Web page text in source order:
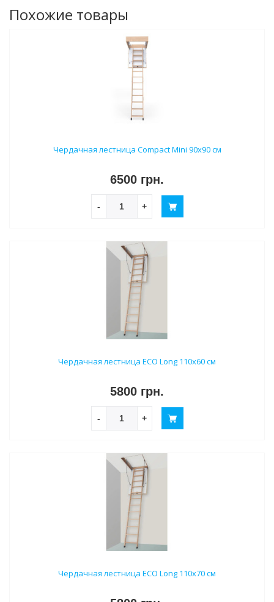
Похожие товары
Чердачная лестница Compact Mini 90х90 см
6500 грн.
- +
Чердачная лестница ECO Long 110х60 см
5800 грн.
- +
Чердачная лестница ECO Long 110х70 см